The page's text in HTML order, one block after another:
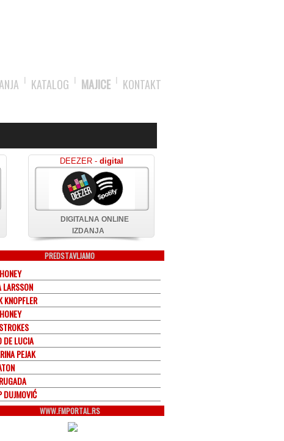
KATALOG MAJICE KONTAKT
DEEZER - digital
DIGITALNA ONLINE
IZDANJA
PREDSTAVLJAMO
LARSSON
KNOPFLER
DE LUCIA
PEJAK
DUJMOVIĆ
WWW.FMPORTAL.RS